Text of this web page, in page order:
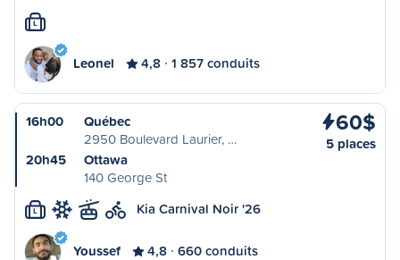
L
Leonel 4,8 1 857 conduits
16h00
Québec
2950 Boulevard Laurier, …
20h45
Ottawa
140 George St
60$
5 places
L Kia Carnival Noir '26
Youssef 4,8 660 conduits